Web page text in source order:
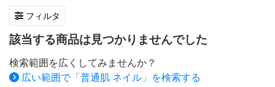
フィルタ
該当する商品は見つかりませんでした
検索範囲を広くしてみませんか？
広い範囲で「普通肌 ネイル」を検索する